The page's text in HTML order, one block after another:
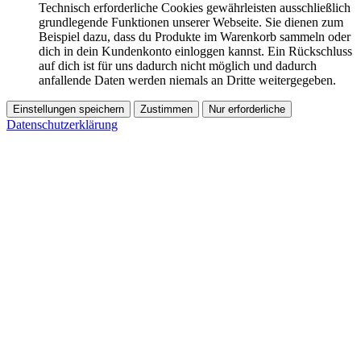
Technisch erforderliche Cookies gewährleisten ausschließlich
grundlegende Funktionen unserer Webseite. Sie dienen zum
Beispiel dazu, dass du Produkte im Warenkorb sammeln oder
dich in dein Kundenkonto einloggen kannst. Ein Rückschluss
auf dich ist für uns dadurch nicht möglich und dadurch
anfallende Daten werden niemals an Dritte weitergegeben.
Einstellungen speichern Zustimmen Nur erforderliche
Datenschutzerklärung